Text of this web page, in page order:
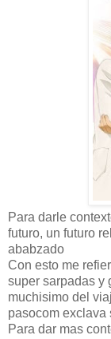
Para darle
futuro, un futuro
ababzado
Con esto me
super sarpadas y
muchisimo del
pasocom exclava
Para dar mas